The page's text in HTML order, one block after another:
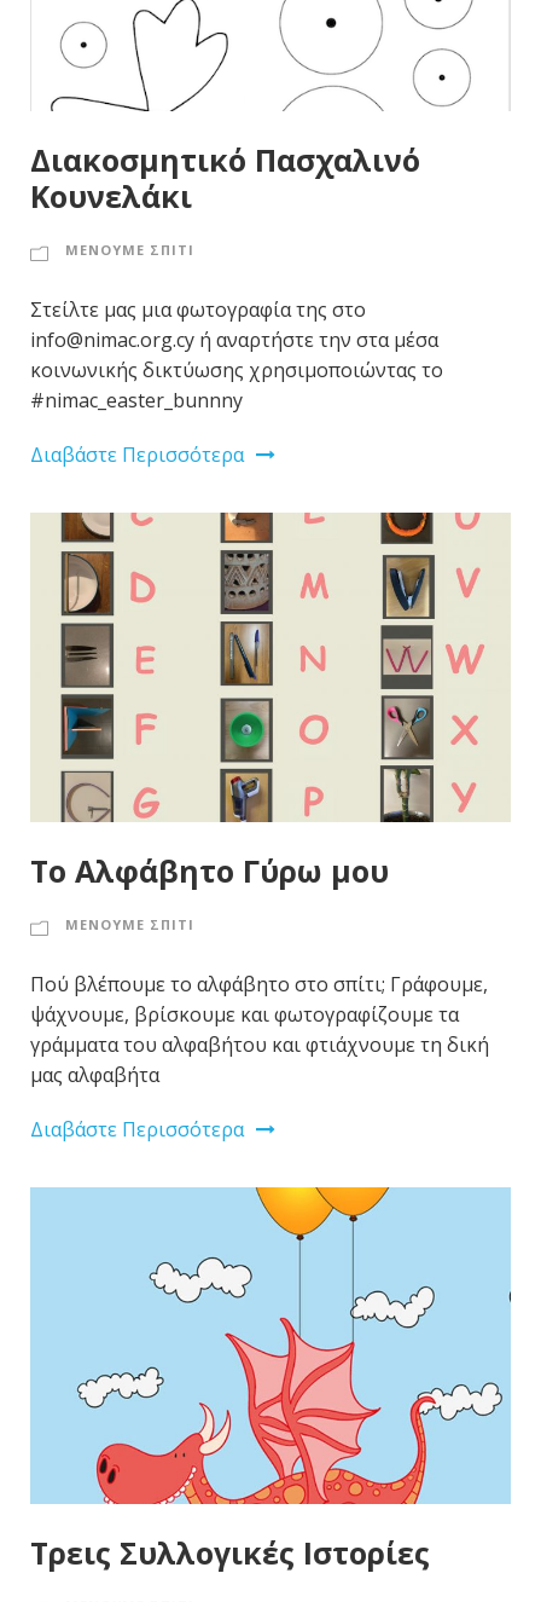
Διακοσμητικό Πασχαλινό
Κουνελάκι
ΜΕΝΟΥΜΕ ΣΠΙΤΙ
Στείλτε μας μια φωτογραφία της στο
info@nimac.org.cy ή αναρτήστε την στα μέσα
κοινωνικής δικτύωσης χρησιμοποιώντας το
#nimac_easter_bunnny
Διαβάστε Περισσότερα
Το Αλφάβητο Γύρω μου
ΜΕΝΟΥΜΕ ΣΠΙΤΙ
Πού βλέπουμε το αλφάβητο στο σπίτι; Γράφουμε,
ψάχνουμε, βρίσκουμε και φωτογραφίζουμε τα
γράμματα του αλφαβήτου και φτιάχνουμε τη δική
μας αλφαβήτα
Διαβάστε Περισσότερα
Τρεις Συλλογικές Ιστορίες